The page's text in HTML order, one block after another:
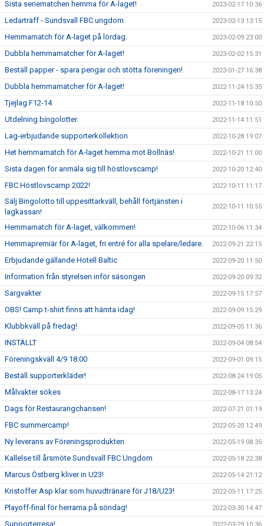
Sista seriematchen hemma för A-laget! 2023-02-17 10:36
Ledarträff - Sundsvall FBC ungdom 2023-02-13 13:15
Hemmamatch för A-laget på lördag. 2023-02-09 23:00
Dubbla hemmamatcher för A-laget! 2023-02-02 15:31
Beställ papper - spara pengar och stötta föreningen! 2023-01-27 16:38
Dubbla hemmamatcher för A-laget! 2022-11-24 15:35
Tjejlag F12-14 2022-11-18 10:50
Utdelning bingolotter. 2022-11-14 11:51
Lag-erbjudande supporterkollektion 2022-10-28 19:07
Het hemmamatch för A-laget hemma mot Bollnäs! 2022-10-21 11:00
Sista dagen för anmäla sig till höstlovscamp! 2022-10-20 12:40
FBC Höstlovscamp 2022! 2022-10-11 11:17
Sälj Bingolotto till uppesittarkväll, behåll förtjänsten i
lagkassan!
2022-10-11 10:55
Hemmamatch för A-laget, välkommen! 2022-10-06 11:34
Hemmapremiär för A-laget, fri entré för alla spelare/ledare. 2022-09-21 22:15
Erbjudande gällande Hotell Baltic 2022-09-20 11:50
Information från styrelsen inför säsongen 2022-09-20 09:32
Sargvakter 2022-09-15 17:57
OBS! Camp t-shirt finns att hämta idag! 2022-09-09 15:29
Klubbkväll på fredag! 2022-09-05 11:36
INSTÄLLT 2022-09-04 08:54
Föreningskväll 4/9 18:00 2022-09-01 09:15
Beställ supporterkläder! 2022-08-24 19:05
Målvakter sökes 2022-08-17 13:24
Dags för Restaurangchansen! 2022-07-21 01:19
FBC summercamp! 2022-05-20 12:49
Ny leverans av Föreningsprodukten 2022-05-19 08:35
Kallelse till årsmöte Sundsvall FBC Ungdom 2022-05-18 22:38
Marcus Östberg kliver in U23! 2022-05-14 21:12
Kristoffer Asp klar som huvudtränare för J18/U23! 2022-05-11 17:25
Playoff-final för herrarna på söndag! 2022-03-30 14:47
Supporterresa!